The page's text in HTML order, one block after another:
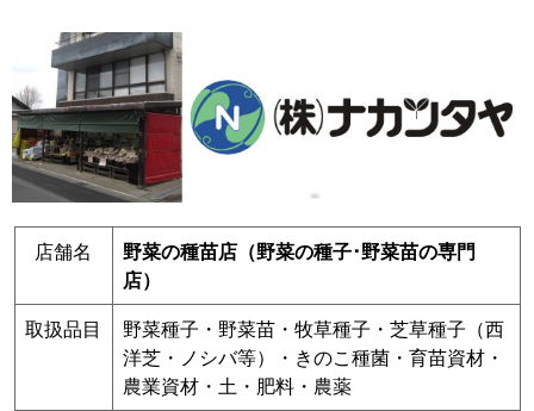
店舗名
野菜の種苗店（野菜の種子･野菜苗の専門
店）
取扱品目
野菜種子・野菜苗・牧草種子・芝草種子（西
洋芝・ノシバ等）・きのこ種菌・育苗資材・
農業資材・土・肥料・農薬